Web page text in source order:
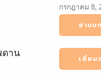
ดาน
กรกฎาคม 8,
อ่านบ
เยี่ยม